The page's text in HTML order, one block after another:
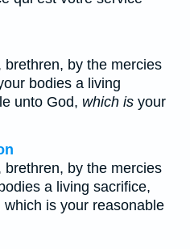
by the mercies
bodies a living
unto God, which is your
by the mercies
a living sacrifice,
is your reasonable